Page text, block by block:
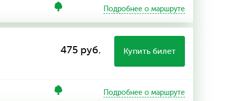
Подробнее о маршруте
475 руб. Купить билет
Подробнее о маршруте